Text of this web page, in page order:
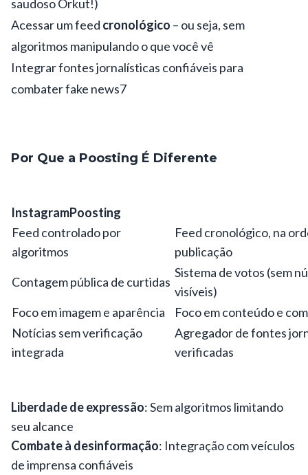
saudoso Orkut!)
Acessar um feed cronológico – ou seja, sem
algoritmos manipulando o que você vê
Integrar fontes jornalísticas confiáveis para
combater fake news7
Por Que a Poosting É Diferente
InstagramPoosting
Feed controlado por
algoritmos
Feed cronológico, na
publicação
Contagem pública de curtidas
Sistema de votos (sem
visíveis)
Foco em imagem e aparência
Foco em conteúdo e
Notícias sem verificação
integrada
Agregador de fontes
verificadas
Liberdade de expressão: Sem algoritmos limitando
seu alcance
Combate à desinformação: Integração com veículos
de imprensa confiáveis